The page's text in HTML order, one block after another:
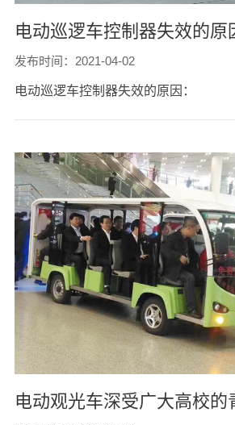
电动巡逻车控制器失效的原
发布时间：2021-04-02
电动巡逻车控制器失效的原因：
电动观光车深受广大高校的